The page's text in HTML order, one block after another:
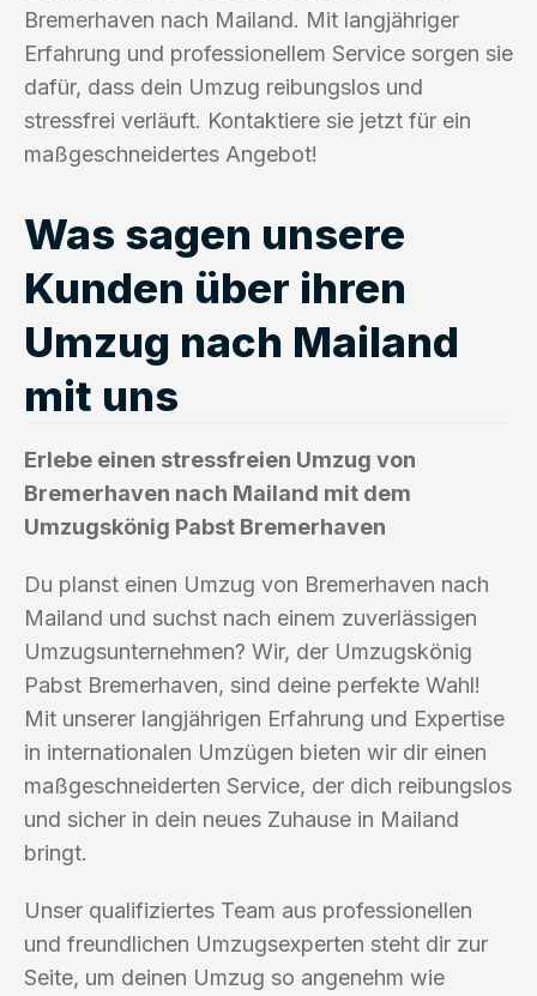
Bremerhaven nach Mailand. Mit langjähriger
Erfahrung und professionellem Service sorgen sie
dafür, dass dein Umzug reibungslos und
stressfrei verläuft. Kontaktiere sie jetzt für ein
maßgeschneidertes Angebot!
Was sagen unsere
Kunden über ihren
Umzug nach Mailand
mit uns
Erlebe einen stressfreien Umzug von
Bremerhaven nach Mailand mit dem
Umzugskönig Pabst Bremerhaven
Du planst einen Umzug von Bremerhaven nach
Mailand und suchst nach einem zuverlässigen
Umzugsunternehmen? Wir, der Umzugskönig
Pabst Bremerhaven, sind deine perfekte Wahl!
Mit unserer langjährigen Erfahrung und Expertise
in internationalen Umzügen bieten wir dir einen
maßgeschneiderten Service, der dich reibungslos
und sicher in dein neues Zuhause in Mailand
bringt.
Unser qualifiziertes Team aus professionellen
und freundlichen Umzugsexperten steht dir zur
Seite, um deinen Umzug so angenehm wie